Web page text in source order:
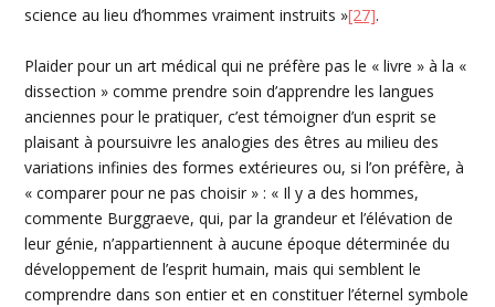
science au lieu d’hommes vraiment instruits »[27].
Plaider pour un art médical qui ne préfère pas le « livre » à la «
dissection » comme prendre soin d’apprendre les langues
anciennes pour le pratiquer, c’est témoigner d’un esprit se
plaisant à poursuivre les analogies des êtres au milieu des
variations infinies des formes extérieures ou, si l’on préfère, à
« comparer pour ne pas choisir » : « Il y a des hommes,
commente Burggraeve, qui, par la grandeur et l’élévation de
leur génie, n’appartiennent à aucune époque déterminée du
développement de l’esprit humain, mais qui semblent le
comprendre dans son entier et en constituer l’éternel symbole